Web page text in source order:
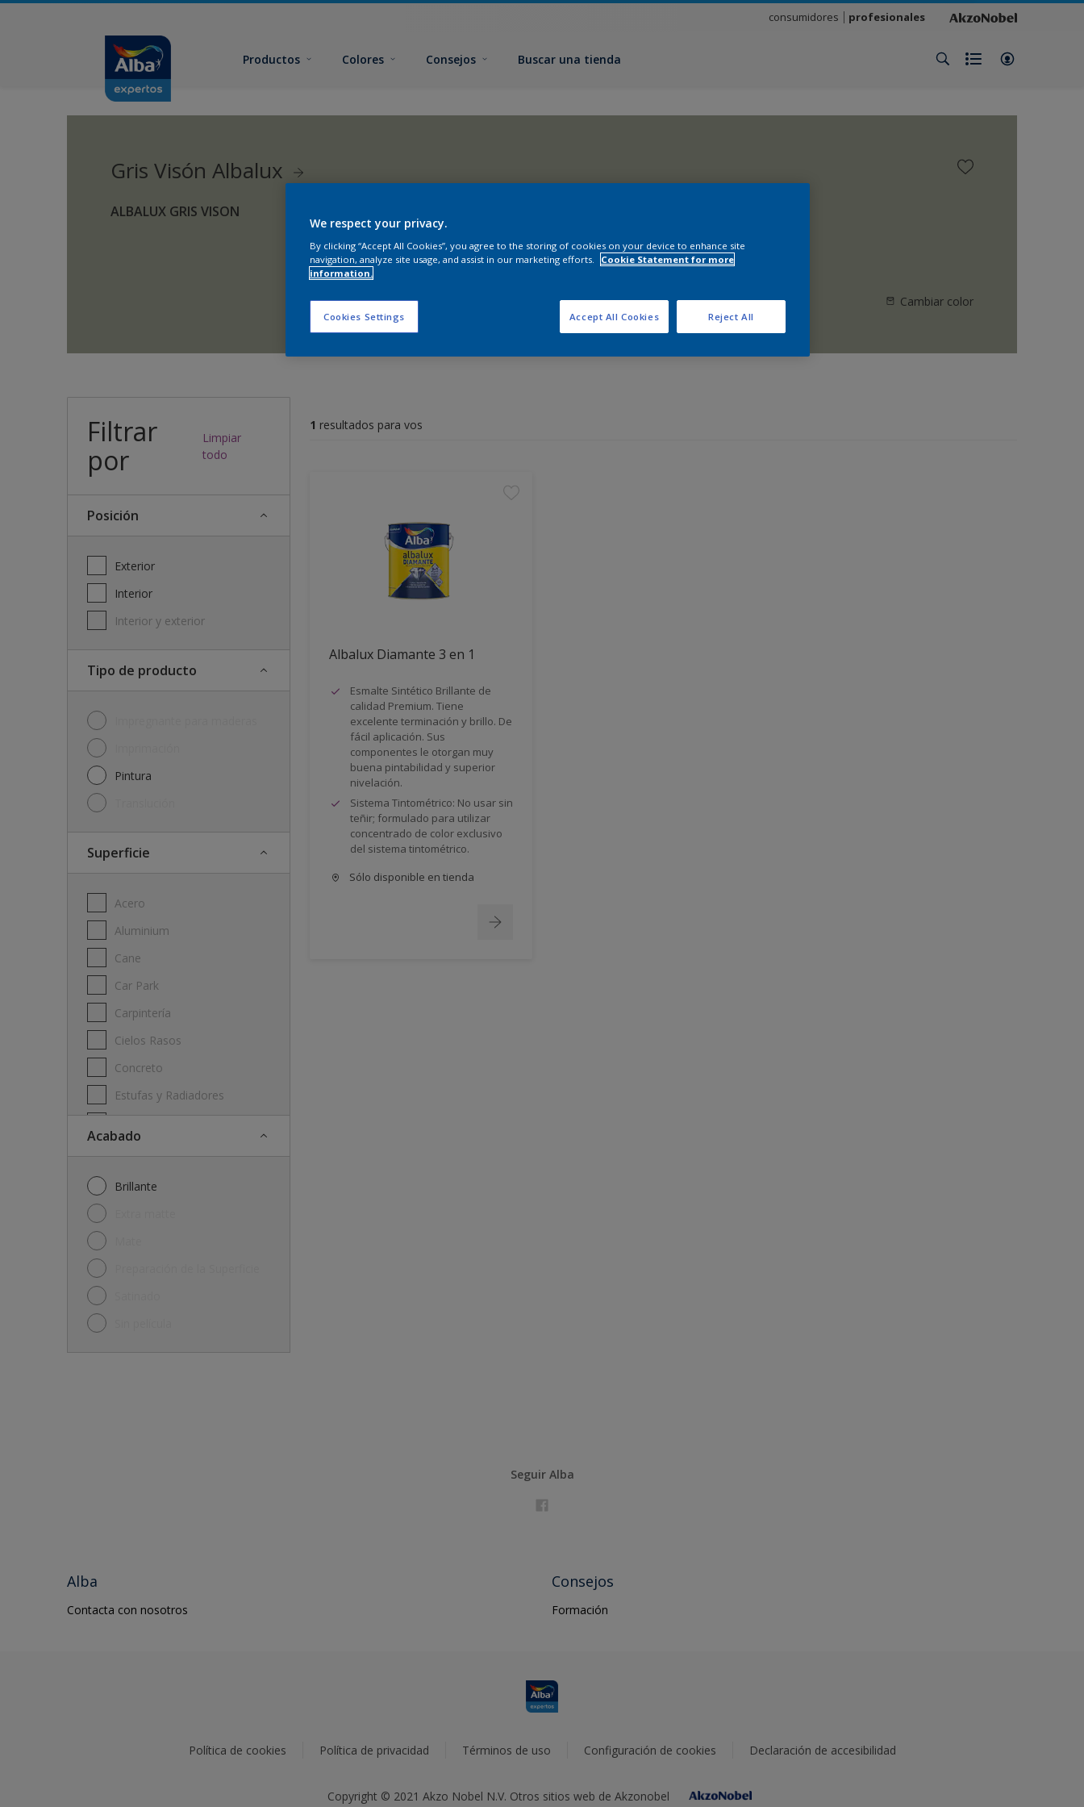
consumidores profesionales
Productos Colores Consejos Buscar una tienda
Gris Visón Albalux
ALBALUX GRIS VISON
Cambiar color
Filtrar
por
Limpiar
todo
posición
Exterior
Interior
Interior y exterior
Tipo de producto
Pintura
Superficie
Acero
Aluminium
Cane
Car Park
Carpintería
Cielos Rasos
Concreto
Estufas y Radiadores
Acabado
Brillante
1 resultados para vos
Albalux Diamante 3 en 1
Esmalte Sintético Brillante de
calidad Premium. Tiene
excelente terminación y brillo. De
fácil aplicación. Sus
componentes le otorgan muy
buena pintabilidad y superior
nivelación.
Sistema Tintométrico: No usar sin
teñir; formulado para utilizar
concentrado de color exclusivo
del sistema tintométrico.
Sólo disponible en tienda
Seguir Alba
Alba
Contacta con nosotros
Consejos
Formación
Política de cookies Política de privacidad Términos de uso Configuración de cookies Declaración de accesibilidad
Copyright © 2021 Akzo Nobel N.V. Otros sitios web de Akzonobel
We respect your privacy.
By clicking “Accept All Cookies”, you agree to the storing of cookies on your device to enhance site
navigation, analyze site usage, and assist in our marketing efforts.
Cookie Statement for more
information.
Cookies Settings Reject All
Accept All Cookies